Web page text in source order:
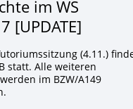
im WS
[UPDATE]
(4.11.)
statt. Alle weiteren
im BZW/A149